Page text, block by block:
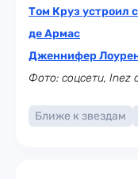
Том Круз устроил
де Армас
Дженнифер
Фото: соцсети, Inez
Ближе к звездам